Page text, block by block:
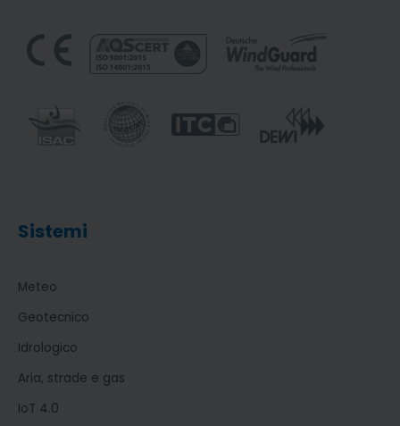
Sistemi
Meteo
Geotecnico
Idrologico
Aria, strade e gas
IoT 4.0